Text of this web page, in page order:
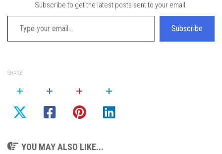
Subscribe to get the latest posts sent to your email.
Type your email…
Subscribe
SHARE
YOU MAY ALSO LIKE...